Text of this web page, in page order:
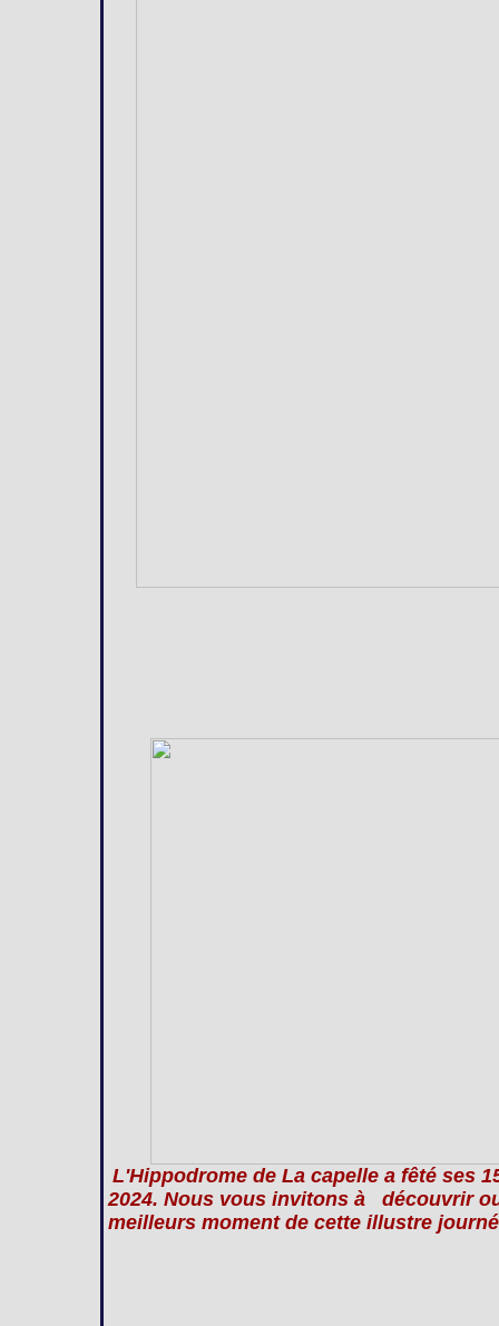
L'Hippodrome de La capelle a fêté ses
2024. Nous vous invitons à découvrir
meilleurs moment de cette illustre